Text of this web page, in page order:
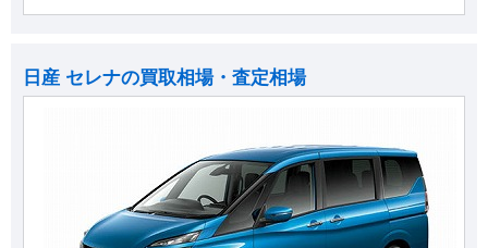
日産 セレナの買取相場・査定相場